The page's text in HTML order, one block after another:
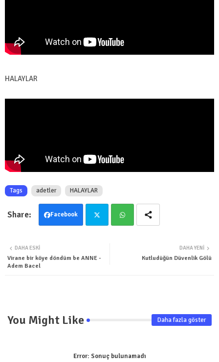
HALAYLAR
Tags adetler HALAYLAR
Facebook
ter
DAHA YENI
Kutludüğün Düvenlik Gölü
DAHA ESKI
Virane bir köye döndüm be ANNE -
Adem Bacel
You Might Like Daha fazla göster
Error: Sonuç bulunamadı